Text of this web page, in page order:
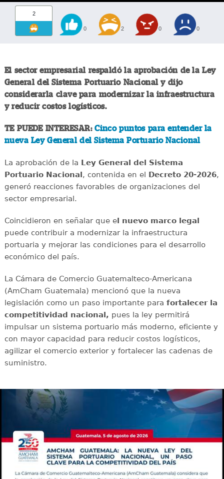
2
0 2 0 0
El sector empresarial respaldó la aprobación de la Ley
General del Sistema Portuario Nacional y dijo
considerarla clave para modernizar la infraestructura
y reducir costos logísticos.
TE PUEDE INTERESAR:Cinco puntos para entender la
nueva Ley General del Sistema Portuario Nacional
La aprobación de la Ley General del Sistema
Portuario Nacional, contenida en el Decreto 20-2026,
generó reacciones favorables de organizaciones del
sector empresarial.
Coincidieron en señalar que el nuevo marco legal
puede contribuir a modernizar la infraestructura
portuaria y mejorar las condiciones para el desarrollo
económico del país.
La Cámara de Comercio Guatemalteco-Americana
(AmCham Guatemala) mencionó que la nueva
legislación como un paso importante para fortalecer la
competitividad nacional, pues la ley permitirá
impulsar un sistema portuario más moderno, eficiente y
con mayor capacidad para reducir costos logísticos,
agilizar el comercio exterior y fortalecer las cadenas de
suministro.